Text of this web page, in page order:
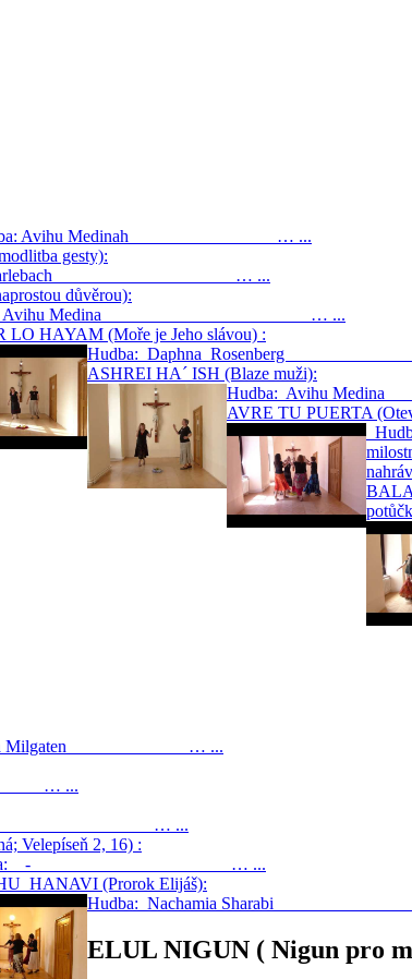
Hudba: Avihu Medinah … ...
gesty):
Carlebach … ...
důvěrou):
Avihu Medina … ...
LO HAYAM (Moře je Jeho slávou) :
Hudba: Daphna
ASHREI HA´ ISH (Blaze muži):
Hudba:
AVRE TU PUERTA
Dona Milgaten … ...
… ...
… ...
Velepíseň 2, 16) :
- … ...
HANAVI (Prorok Elijáš):
Hudba: Nachamia Sharabi
ELUL NIGUN ( Nigun pro